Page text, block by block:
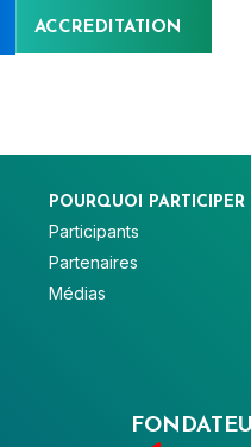
ACCREDITATION
POURQUOI PARTICIPER
Participants
Partenaires
Médias